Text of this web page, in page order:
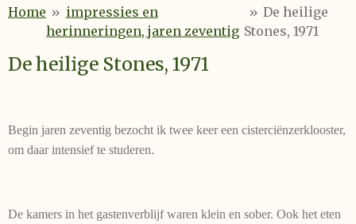
Home » impressies en
herinneringen, jaren zeventig
» De heilige
Stones, 1971
De heilige Stones, 1971
Begin jaren zeventig bezocht ik twee keer een cisterciënzerklooster,
om daar intensief te studeren.
De kamers in het gastenverblijf waren klein en sober. Ook het eten